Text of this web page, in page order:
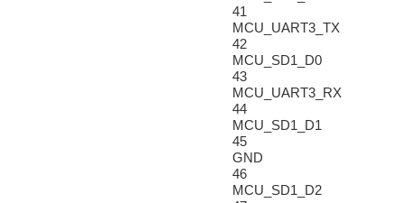
41
MCU_UART3_TX
42
MCU_SD1_D0
43
MCU_UART3_RX
44
MCU_SD1_D1
45
GND
46
MCU_SD1_D2